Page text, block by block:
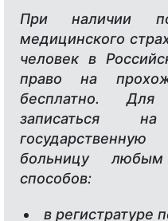
При наличии
медицинского
человек в
право на
бесплатно.
записаться
больницу
способов:
в регистратуре